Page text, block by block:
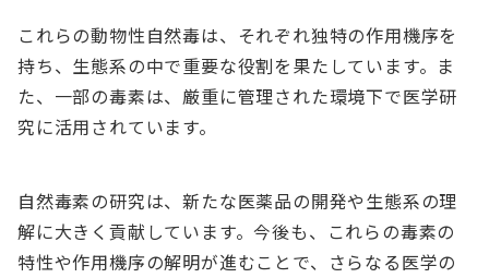
これらの動物性自然毒は、それぞれ独特の作用機序を
持ち、生態系の中で重要な役割を果たしています。ま
た、一部の毒素は、厳重に管理された環境下で医学研
究に活用されています。
自然毒素の研究は、新たな医薬品の開発や生態系の理
解に大きく貢献しています。今後も、これらの毒素の
特性や作用機序の解明が進むことで、さらなる医学の